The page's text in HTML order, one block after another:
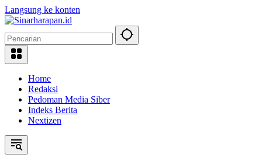
Langsung ke konten
Home
Redaksi
Pedoman Media Siber
Indeks Berita
Nextizen